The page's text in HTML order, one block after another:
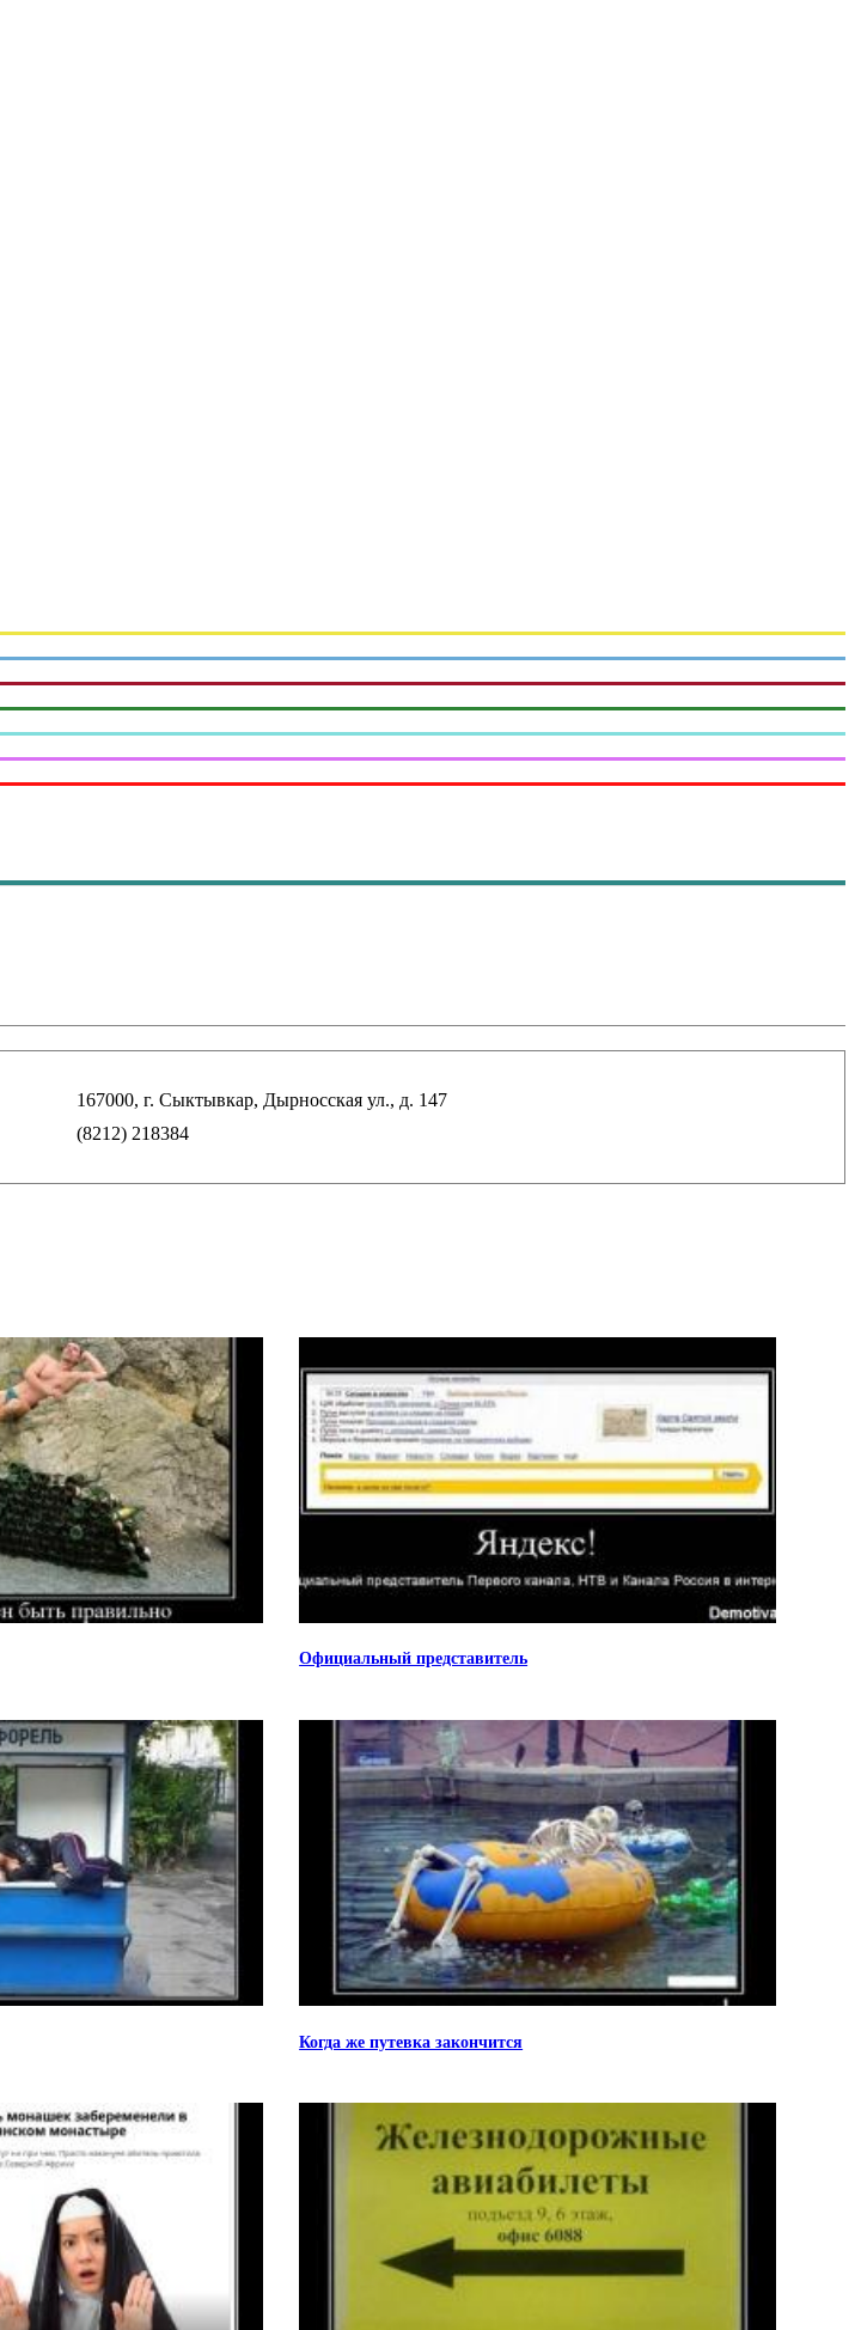
167000, г. Сыктывкар, Дырносская ул., д. 147
(8212) 218384
Официальный представитель
Когда же путевка закончится